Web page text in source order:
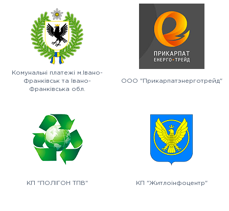
Комунальні платежі м.Івано-
Франківськ та Івано-
Франківська обл.
ООО "Прикарпатэнерготрейд"
КП "ПОЛІГОН ТПВ" КП "Житлоінфоцентр"